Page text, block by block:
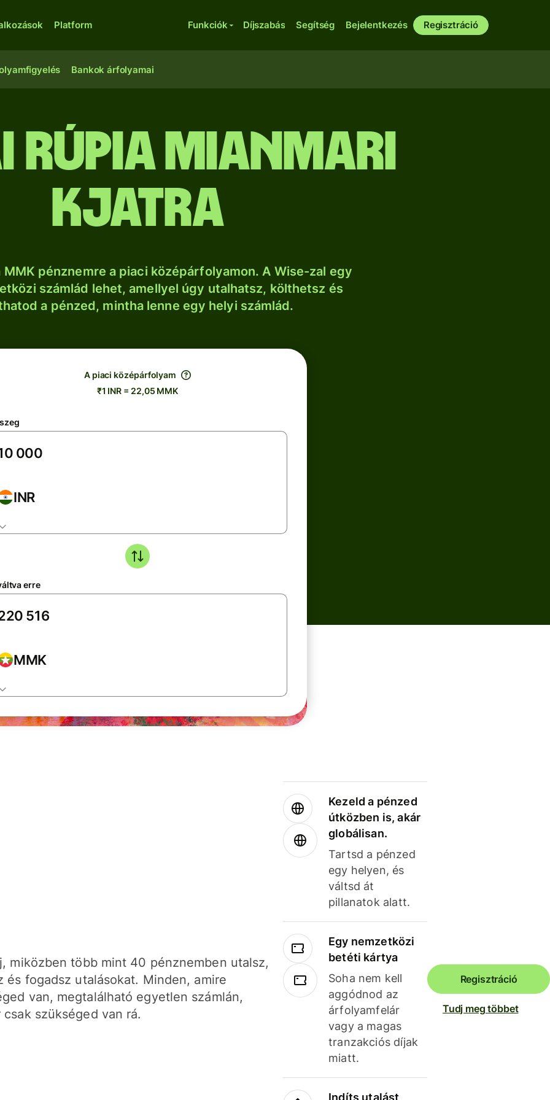
Platform Funkciók Díjszabás Segítség Bejelentkezés Regisztráció
Bankok árfolyamai
rúpia mianmari
kjatra
MMK pénznemre a piaci középárfolyamon. A Wise-zal egy
számlád lehet, amellyel úgy utalhatsz, költhetsz és
a pénzed, mintha lenne egy helyi számlád.
A piaci középárfolyam
₹1 INR = 22,05 MMK
INR
erre
MMK
miközben több mint 40 pénznemben utalsz,
és fogadsz utalásokat. Minden, amire
van, megtalálható egyetlen számlán,
csak szükséged van rá.
Kezeld a pénzed
útközben is, akár
globálisan.
Tartsd a pénzed
egy helyen, és
váltsd át
pillanatok alatt.
Egy nemzetközi
betéti kártya
Soha nem kell
aggódnod az
árfolyamfelár
vagy a magas
tranzakciós díjak
miatt.
Indíts utalást
Regisztráció
Tudj meg többet